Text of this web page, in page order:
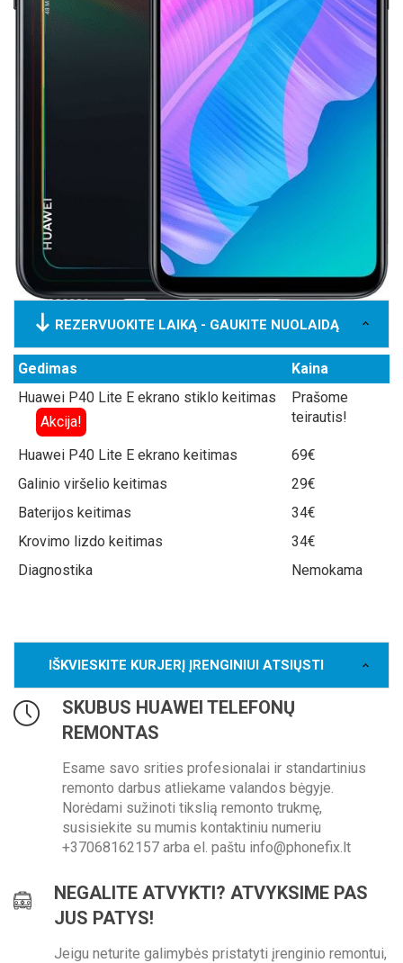
REZERVUOKITE LAIKĄ - GAUKITE NUOLAIDĄ
Gedimas
Kaina
Huawei P40 Lite E ekrano stiklo keitimas
Akcija!
Prašome
teirautis!
Huawei P40 Lite E ekrano keitimas
69€
Galinio viršelio keitimas
29€
Baterijos keitimas
34€
Krovimo lizdo keitimas
34€
Diagnostika
Nemokama
IŠKVIESKITE KURJERĮ ĮRENGINIUI ATSIŲSTI
SKUBUS HUAWEI TELEFONŲ
REMONTAS
Esame savo srities profesionalai ir standartinius
remonto darbus atliekame valandos bėgyje.
Norėdami sužinoti tikslią remonto trukmę,
susisiekite su mumis kontaktiniu numeriu
+37068162157 arba el. paštu info@phonefix.lt
NEGALITE ATVYKTI? ATVYKSIME PAS
JUS PATYS!
Jeigu neturite galimybės pristatyti įrenginio remontui,